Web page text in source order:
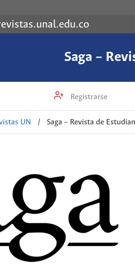
Saga –
Registrarse
UN / Saga – Revista de